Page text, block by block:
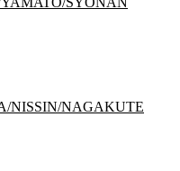
NISSIN/NAGAKUTE